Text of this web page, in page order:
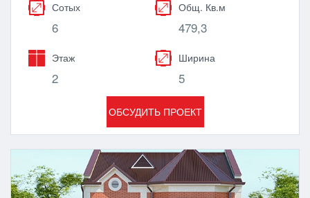
Сотых
6
Общ. Кв.м
479,3
Этаж
2
Ширина
5
ОБСУДИТЬ ПРОЕКТ